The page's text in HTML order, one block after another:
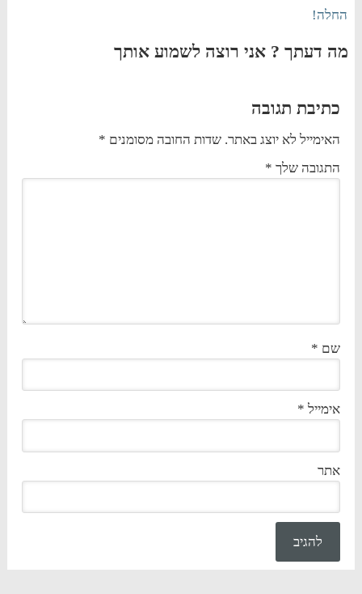
החלה!
מה דעתך ? אני רוצה לשמוע אותך
כתיבת תגובה
האימייל לא יוצג באתר. שדות החובה מסומנים *
התגובה שלך *
שם *
אימייל *
אתר